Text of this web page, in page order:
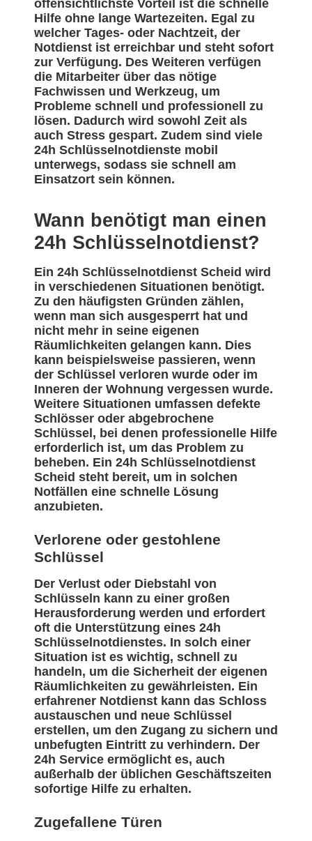
offensichtlichste Vorteil ist die schnelle
Hilfe ohne lange Wartezeiten. Egal zu
welcher Tages- oder Nachtzeit, der
Notdienst ist erreichbar und steht sofort
zur Verfügung. Des Weiteren verfügen
die Mitarbeiter über das nötige
Fachwissen und Werkzeug, um
Probleme schnell und professionell zu
lösen. Dadurch wird sowohl Zeit als
auch Stress gespart. Zudem sind viele
24h Schlüsselnotdienste mobil
unterwegs, sodass sie schnell am
Einsatzort sein können.
Wann benötigt man einen
24h Schlüsselnotdienst?
Ein 24h Schlüsselnotdienst Scheid wird
in verschiedenen Situationen benötigt.
Zu den häufigsten Gründen zählen,
wenn man sich ausgesperrt hat und
nicht mehr in seine eigenen
Räumlichkeiten gelangen kann. Dies
kann beispielsweise passieren, wenn
der Schlüssel verloren wurde oder im
Inneren der Wohnung vergessen wurde.
Weitere Situationen umfassen defekte
Schlösser oder abgebrochene
Schlüssel, bei denen professionelle Hilfe
erforderlich ist, um das Problem zu
beheben. Ein 24h Schlüsselnotdienst
Scheid steht bereit, um in solchen
Notfällen eine schnelle Lösung
anzubieten.
Verlorene oder gestohlene
Schlüssel
Der Verlust oder Diebstahl von
Schlüsseln kann zu einer großen
Herausforderung werden und erfordert
oft die Unterstützung eines 24h
Schlüsselnotdienstes. In solch einer
Situation ist es wichtig, schnell zu
handeln, um die Sicherheit der eigenen
Räumlichkeiten zu gewährleisten. Ein
erfahrener Notdienst kann das Schloss
austauschen und neue Schlüssel
erstellen, um den Zugang zu sichern und
unbefugten Eintritt zu verhindern. Der
24h Service ermöglicht es, auch
außerhalb der üblichen Geschäftszeiten
sofortige Hilfe zu erhalten.
Zugefallene Türen